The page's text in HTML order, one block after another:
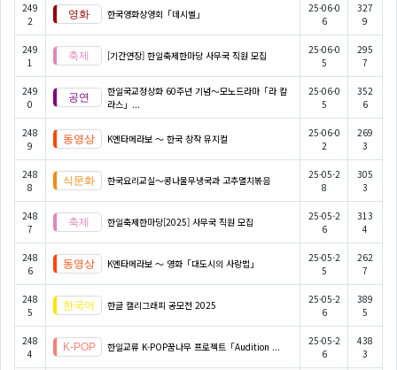
249
2
한국영화상영회「데시벨」
25-06-0
6
327
9
249
1
[기간연장] 한일축제한마당 사무국 직원 모집
25-06-0
5
295
7
249
0
한일국교정상화 60주년 기념〜모노드라마「라 칼
라스」...
25-06-0
5
352
6
248
9
K엔타메라보 ～ 한국 창작 뮤지컬
25-06-0
2
269
3
248
8
한국요리교실〜콩나물무냉국과 고추멸치볶음
25-05-2
8
305
3
248
7
한일축제한마당[2025] 사무국 직원 모집
25-05-2
6
313
4
248
6
K엔타메라보 ～ 영화「대도시의 사랑법」
25-05-2
5
262
7
248
5
한글 캘리그래피 공모전 2025
25-05-2
6
389
5
248
4
한일교류 K-POP꿈나무 프로젝트「Audition ...
25-05-2
6
438
3